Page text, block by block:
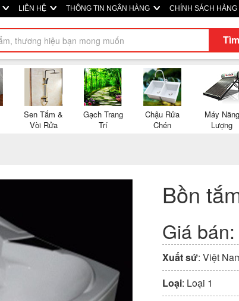
LIÊN HỆ THÔNG TIN NGÂN HÀNG CHÍNH SÁCH HÀNG
Sen Tắm &
Vòi Rửa
Gạch Trang
Trí
Chậu Rửa
Chén
Máy Năng
Lượng
Bồn
Giá bán:
Xuất sứ: Việt
Loại: Loại 1